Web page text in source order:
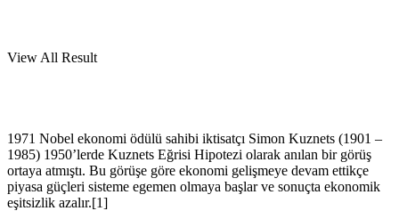
View All Result
1971 Nobel ekonomi ödülü sahibi iktisatçı Simon Kuznets (1901 –
1985) 1950’lerde Kuznets Eğrisi Hipotezi olarak anılan bir görüş
ortaya atmıştı. Bu görüşe göre ekonomi gelişmeye devam ettikçe
piyasa güçleri sisteme egemen olmaya başlar ve sonuçta ekonomik
eşitsizlik azalır.[1]